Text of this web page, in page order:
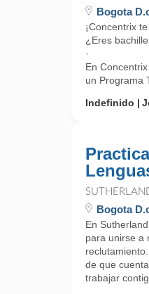
Bogota
¡Concentrix
¿Eres
·
En
un Programa
Indefinido
Bogota
En
para unirse a
de que
trabajar